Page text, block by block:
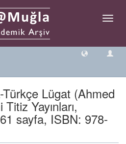
Geçiş
Lügat (Ahmed
Yayınları,
sayfa, ISBN: 978-